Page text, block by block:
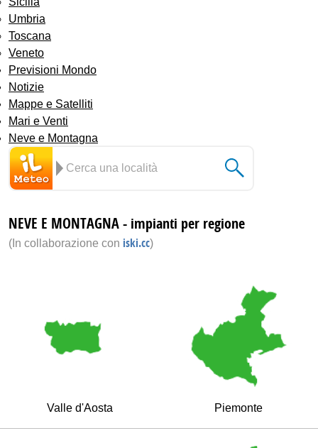
Umbria
Toscana
Veneto
Previsioni Mondo
Notizie
Mappe e Satelliti
Mari e Venti
Neve e Montagna
NEVE E MONTAGNA- impianti per regione
(In collaborazione con iski.cc)
Valle d'Aosta Piemonte